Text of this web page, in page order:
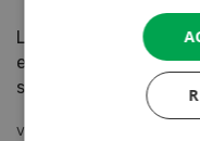
Lourdes, les
exercent une
sols. Des modèles...
VERS L'ARTICLE